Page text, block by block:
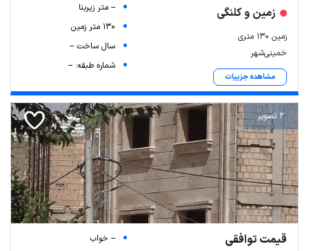
زمین و کلنگی
زمین ۱۳۰ متری
خمینی‌شهر
مشاهده جزییات
-- متر زیربنا
130 متر زمین
سال ساخت --
شماره طبقه: --
2 تصویر
قیمت توافقی
-- خواب